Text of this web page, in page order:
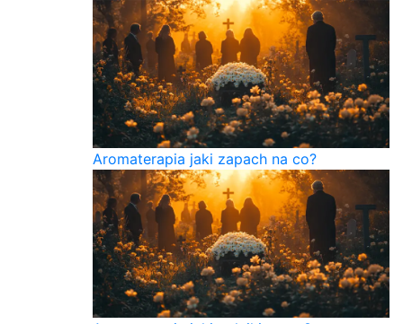
Aromaterapia jaki zapach na co?